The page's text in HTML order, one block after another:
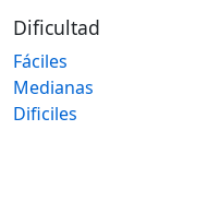
Dificultad
Fáciles
Medianas
Dificiles